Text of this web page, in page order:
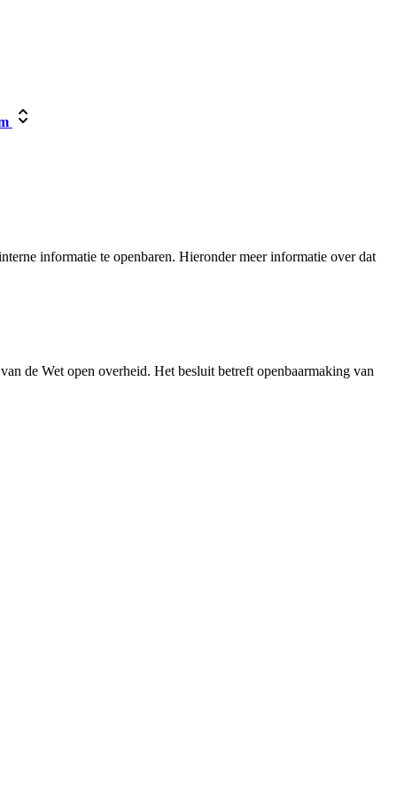
informatie te openbaren. Hieronder meer informatie over dat
de Wet open overheid. Het besluit betreft openbaarmaking van